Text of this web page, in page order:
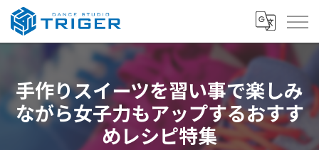
手作りスイーツを習い事で楽しみ
ながら女子力もアップするおすす
めレシピ特集